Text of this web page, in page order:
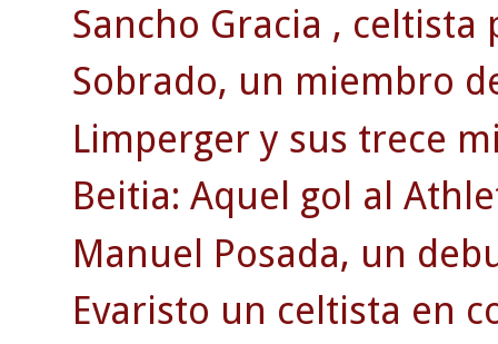
Sancho Gracia , celtista
Sobrado, un miembro
Limperger y sus trece
Beitia: Aquel gol al
Manuel Posada, un
Evaristo un celtista en